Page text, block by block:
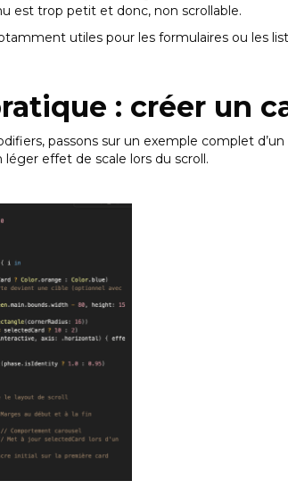
est trop petit et donc, non scrollable.
utiles pour les formulaires ou les
: créer un
passons sur un exemple complet
effet de scale lors du scroll.